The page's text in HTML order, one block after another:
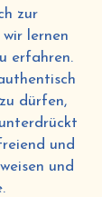
zur
lernen
erfahren.
dürfen,
und
und